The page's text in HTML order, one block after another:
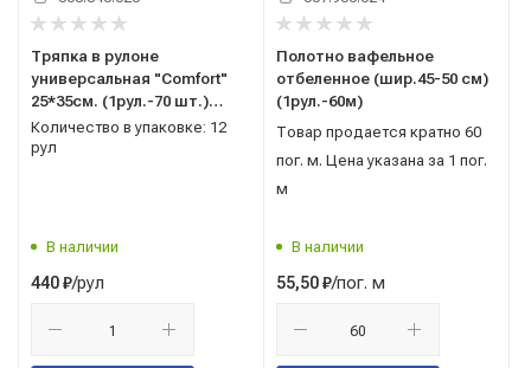
Тряпка в рулоне
универсальная "Comfort"
25*35см. (1рул.-70 шт.)
Paclan (Паклан)
410139/410341/12
Количество в упаковке: 12
рул
В наличии
440₽/рул
Полотно вафельное
отбеленное (шир.45-50 см)
(1рул.-60м)
Товар продается кратно 60
пог. м. Цена указана за 1 пог.
м
В наличии
55,50₽/пог. м